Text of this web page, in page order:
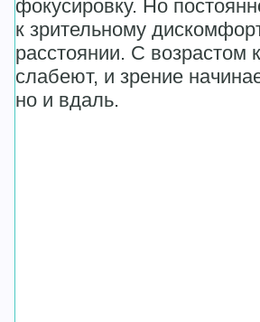
фокусировку. Но
к зрительному
расстоянии. С
слабеют, и зрение
но и вдаль.